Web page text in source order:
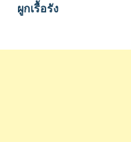
ผูกเรื้อรัง